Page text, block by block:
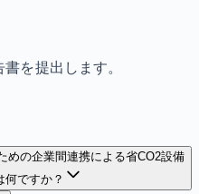
を提出します。
めの企業間連携による省CO2設備
何ですか？